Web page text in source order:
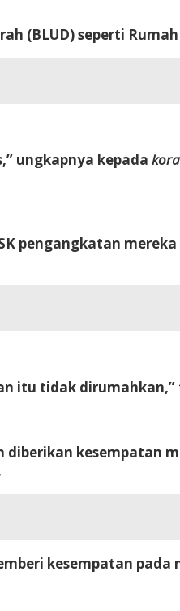
(BLUD) seperti
ungkapnya kepada
pengangkatan
itu tidak dirumahkan,”
diberikan kesempatan
kesempatan pada